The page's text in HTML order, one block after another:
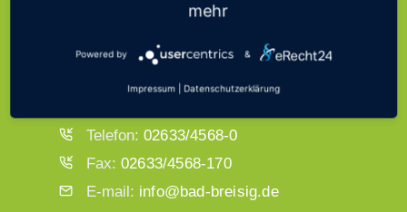
VERWALTUNG
Bad Breisig Bachstraße 11,
Telefon: 02633/4568-0
Fax: 02633/4568-170
E-mail: info@bad-breisig.de
mehr
Powered by &
Impressum Datenschutzerklärung